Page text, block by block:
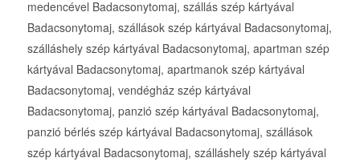
medencével Badacsonytomaj, szállás szép kártyával
Badacsonytomaj, szállások szép kártyával Badacsonytomaj,
szálláshely szép kártyával Badacsonytomaj, apartman szép
kártyával Badacsonytomaj, apartmanok szép kártyával
Badacsonytomaj, vendégház szép kártyával
Badacsonytomaj, panzió szép kártyával Badacsonytomaj,
panzió bérlés szép kártyával Badacsonytomaj, szállások
szép kártyával Badacsonytomaj, szálláshely szép kártyával